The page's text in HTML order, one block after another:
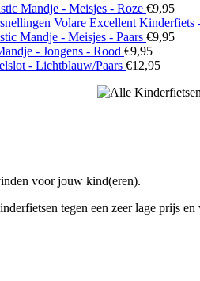
Mandje - Meisjes - Roze €9,95
Volare Excellent Kinderfiets
Mandje - Meisjes - Paars €9,95
- Jongens - Rood €9,95
- Lichtblauw/Paars €12,95
voor jouw kind(eren).
tegen een zeer lage prijs en